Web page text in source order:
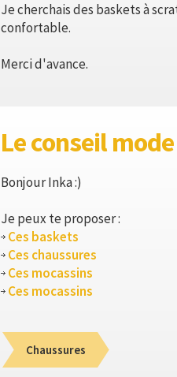
Je cherchais des baskets à
confortable.
Merci d'avance.
Le conseil mode
Bonjour Inka :)
Je peux te proposer :
Ces baskets
Ces chaussures
Ces mocassins
Ces mocassins
Chaussures